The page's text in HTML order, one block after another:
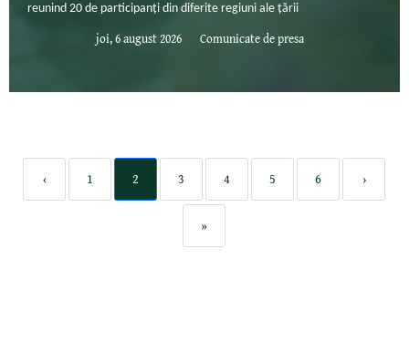
reunind 20 de participanți din diferite regiuni ale țării
joi, 6 august 2026 Comunicate de presa
‹ 1 2 3 4 5 6 ›
»